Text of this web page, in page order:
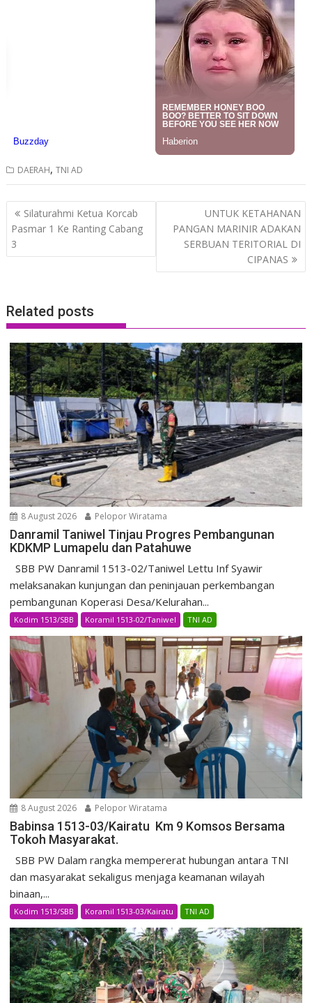
DAERAH,TNI AD
Post
navigation
Silaturahmi Ketua Korcab
Pasmar 1 Ke Ranting Cabang
3
UNTUK KETAHANAN
PANGAN MARINIR ADAKAN
SERBUAN TERITORIAL DI
CIPANAS
Related posts
8 August 2026 Pelopor Wiratama
Danramil Taniwel Tinjau Progres Pembangunan
KDKMP Lumapelu dan Patahuwe
SBB PW Danramil 1513-02/Taniwel Lettu Inf Syawir
melaksanakan kunjungan dan peninjauan perkembangan
pembangunan Koperasi Desa/Kelurahan...
Kodim 1513/SBB Koramil 1513-02/Taniwel TNI AD
8 August 2026 Pelopor Wiratama
Babinsa 1513-03/Kairatu Km 9 Komsos Bersama
Tokoh Masyarakat.
SBB PW Dalam rangka mempererat hubungan antara TNI
dan masyarakat sekaligus menjaga keamanan wilayah
binaan,...
Kodim 1513/SBB Koramil 1513-03/Kairatu TNI AD